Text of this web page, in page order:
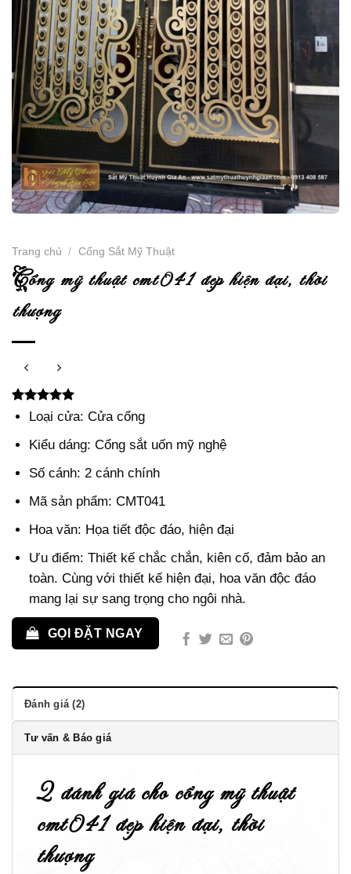
Trang chủ / Cổng Sắt Mỹ Thuật
cổng mỹ thuật cmt041 đẹp hiện đại, thời
thượng
5.00 trên 5
dựa trên
2
đánh giá
Loại cửa: Cửa cổng
Kiểu dáng: Cổng sắt uốn mỹ nghệ
Số cánh: 2 cánh chính
Mã sản phẩm: CMT041
Hoa văn: Họa tiết độc đáo, hiện đại
Ưu điểm: Thiết kế chắc chắn, kiên cố, đảm bảo an
toàn. Cùng với thiết kế hiện đại, hoa văn độc đáo
mang lại sự sang trọng cho ngôi nhà.
GỌI ĐẶT NGAY
Đánh giá (2)
Tư vấn & Báo giá
2 đánh giá chocổng mỹ thuật
cmt041 đẹp hiện đại, thời
thượng